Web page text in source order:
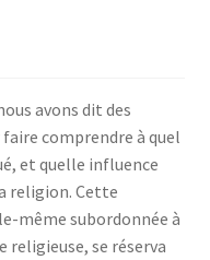
avons dit des
comprendre à quel
et quelle influence
religion. Cette
même subordonnée à
se réserva